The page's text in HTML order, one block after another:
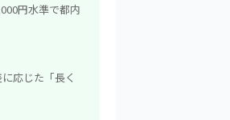
円水準で都内
応じた「長く